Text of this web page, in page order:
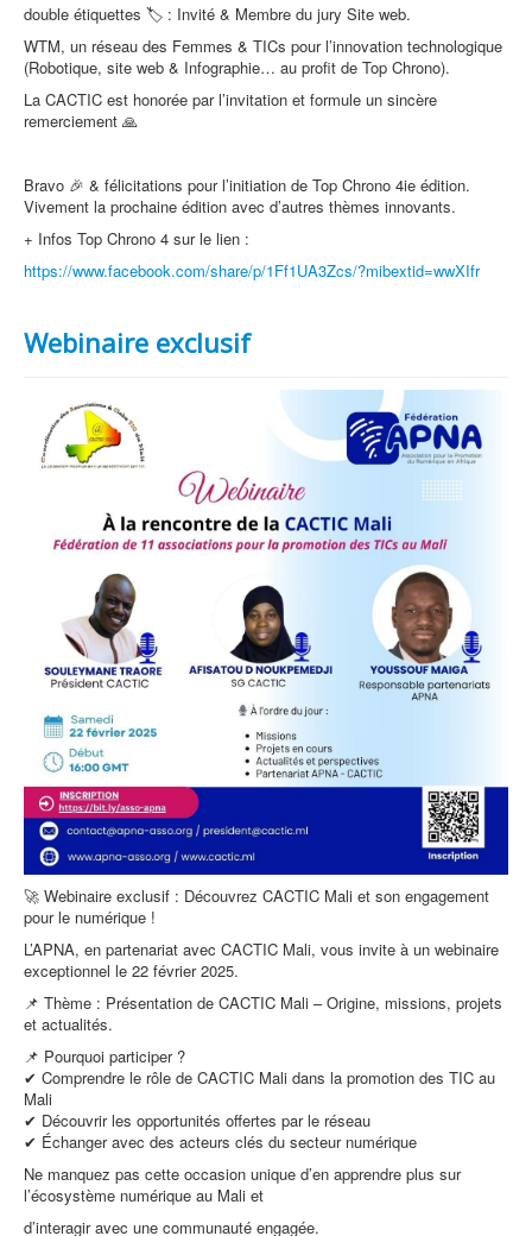
double étiquettes 🏷 : Invité & Membre du jury Site web.
WTM, un réseau des Femmes & TICs pour l’innovation technologique
(Robotique, site web & Infographie… au profit de Top Chrono).
La CACTIC est honorée par l’invitation et formule un sincère
remerciement 🙏
Bravo 🎉 & félicitations pour l’initiation de Top Chrono 4ie édition.
Vivement la prochaine édition avec d’autres thèmes innovants.
+ Infos Top Chrono 4 sur le lien :
https://www.facebook.com/share/p/1Ff1UA3Zcs/?mibextid=wwXIfr
Webinaire exclusif
🚀 Webinaire exclusif : Découvrez CACTIC Mali et son engagement
pour le numérique !
L’APNA, en partenariat avec CACTIC Mali, vous invite à un webinaire
exceptionnel le 22 février 2025.
📌 Thème : Présentation de CACTIC Mali – Origine, missions, projets
et actualités.
📌 Pourquoi participer ?
✔ Comprendre le rôle de CACTIC Mali dans la promotion des TIC au
Mali
✔ Découvrir les opportunités offertes par le réseau
✔ Échanger avec des acteurs clés du secteur numérique
Ne manquez pas cette occasion unique d’en apprendre plus sur
l’écosystème numérique au Mali et
d’interagir avec une communauté engagée.